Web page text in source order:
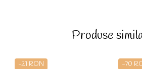
Produse
-21 RON -70